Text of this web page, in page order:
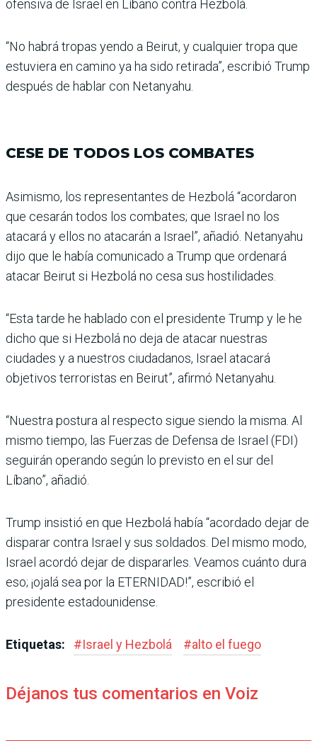
ofensiva de Israel en Líbano contra Hezbolá.
“No habrá tropas yendo a Beirut, y cualquier tropa que
estuviera en camino ya ha sido retirada”, escribió Trump
después de hablar con Netanyahu.
CESE DE TODOS LOS COMBATES
Asimismo, los representan­tes de Hezbolá “acordaron
que cesarán todos los comba­tes; que Israel no los
atacará y ellos no atacarán a Israel”, añadió. Netanyahu
dijo que le había comunicado a Trump que ordenará
atacar Beirut si Hezbolá no cesa sus hos­tilidades.
“Esta tarde he hablado con el presidente Trump y le he
dicho que si Hezbolá no deja de atacar nuestras
ciudades y a nuestros ciudadanos, Israel atacará
objetivos terroristas en Beirut”, afirmó Netan­yahu.
“Nuestra postura al respecto sigue siendo la misma. Al
mismo tiempo, las Fuerzas de Defensa de Israel (FDI)
seguirán operando según lo previsto en el sur del
Líbano”, añadió.
Trump insistió en que Hez­bolá había “acordado dejar de
disparar contra Israel y sus soldados. Del mismo modo,
Israel acordó dejar de dispa­rarles. Veamos cuánto dura
eso; ¡ojalá sea por la ETERNI­DAD!”, escribió el
presidente estadounidense.
Etiquetas: #Israel y Hezbolá #alto el fuego
Déjanos tus comentarios en Voiz